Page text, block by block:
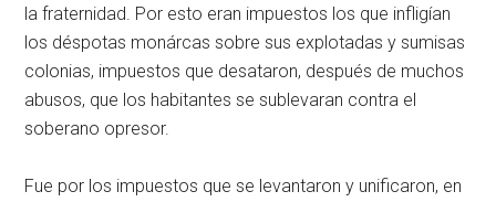
la fraternidad. Por esto eran impuestos los que infligían
los déspotas monárcas sobre sus explotadas y sumisas
colonias, impuestos que desataron, después de muchos
abusos, que los habitantes se sublevaran contra el
soberano opresor.
Fue por los impuestos que se levantaron y unificaron, en